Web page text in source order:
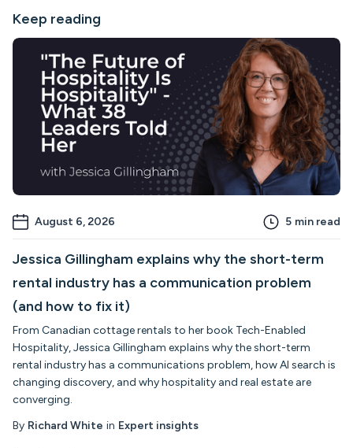
Keep reading
August 6, 2026 5 min read
Jessica Gillingham explains why the short-term
rental industry has a communication problem
(and how to fix it)
From Canadian cottage rentals to her book Tech-Enabled
Hospitality, Jessica Gillingham explains why the short-term
rental industry has a communications problem, how AI search is
changing discovery, and why hospitality and real estate are
converging.
By Richard White in Expert insights